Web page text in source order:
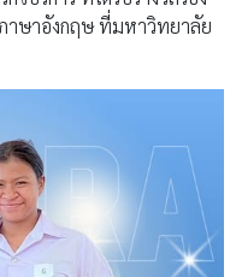
ษาอังกฤษ ที่มหาวิทยาลัย